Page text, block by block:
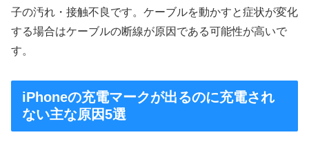
子の汚れ・接触不良です。ケーブルを動かすと症状が変化
する場合はケーブルの断線が原因である可能性が高いで
す。
iPhoneの充電マークが出るのに充電され
ない主な原因5選